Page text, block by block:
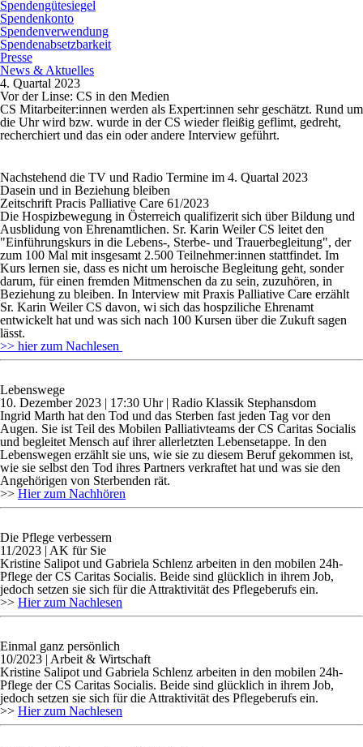
Spendengütesiegel
Spendenkonto
Spendenverwendung
Spendenabsetzbarkeit
Presse
News & Aktuelles
4. Quartal 2023
Vor der Linse: CS in den Medien
CS Mitarbeiter:innen werden als Expert:innen sehr geschätzt. Rund um
die Uhr wird bzw. wurde in der CS wieder fleißig geflimt, gedreht,
recherchiert und das ein oder andere Interview geführt.
Nachstehend die TV und Radio Termine im 4. Quartal 2023
Dasein und in Beziehung bleiben
Zeitschrift Pracis Palliative Care 61/2023
Die Hospizbewegung in Österreich qualifizerit sich über Bildung und
Ausblidung von Ehrenamtlichen. Sr. Karin Weiler CS leitet den
"Einführungskurs in die Lebens-, Sterbe- und Trauerbegleitung", der
zum 100 Mal mit insgesamt 2.500 Teilnehmer:innen stattfindet. Im
Kurs lernen sie, dass es nicht um heroische Begleitung geht, sonder
darum, für einen fremden Mitmenschen da zu sein, zuzuhören, in
Beziehung zu bleiben. In Interview mit Praxis Palliative Care erzählt
Sr. Karin Weiler CS davon, wi sich das hospziliche Ehrenamt
entwickelt hat und was sich nach 100 Kursen über die Zukuft sagen
lässt.
>> hier zum Nachlesen
Lebenswege
10. Dezember 2023 | 17:30 Uhr | Radio Klassik Stephansdom
Ingrid Marth hat den Tod und das Sterben fast jeden Tag vor den
Augen. Sie ist Teil des Mobilen Palliativteams der CS Caritas Socialis
und begleitet Mensch auf ihrer allerletzten Lebensetappe. In den
Lebenswegen erzählt sie uns, wie sie zu diesem Beruf gekommen ist,
wie sie selbst den Tod ihres Partners verkraftet hat und was sie den
Angehörigen von Sterbenden rät.
>> Hier zum Nachhören
Die Pflege verbessern
11/2023 | AK für Sie
Kristine Salipot und Gabriela Schlenz arbeiten in den mobilen 24h-
Pflege der CS Caritas Socialis. Beide sind glücklich in ihrem Job,
jedoch setzen sie sich für die Attraktivität des Pflegeberufs ein.
>> Hier zum Nachlesen
Einmal ganz persönlich
10/2023 | Arbeit & Wirtschaft
Kristine Salipot und Gabriela Schlenz arbeiten in den mobilen 24h-
Pflege der CS Caritas Socialis. Beide sind glücklich in ihrem Job,
jedoch setzen sie sich für die Attraktivität des Pflegeberufs ein.
>> Hier zum Nachlesen